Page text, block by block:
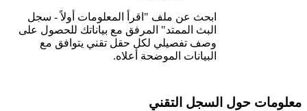
ابحث عن ملف "اقرأ المعلومات أولاً - سجل
البث الممتد" المرفق مع بياناتك للحصول على
وصف تفصيلي لكل حقل تقني يتوافق مع
البيانات الموضحة أعلاه.
معلومات حول السجل التقني